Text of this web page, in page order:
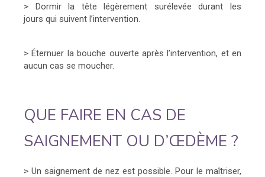
> Dormir la tête légèrement surélevée durant les
jours qui suivent l’intervention.
> Éternuer la bouche ouverte après l’intervention, et en
aucun cas se moucher.
QUE FAIRE EN CAS DE
SAIGNEMENT OU D’ŒDÈME ?
> Un saignement de nez est possible. Pour le maîtriser,